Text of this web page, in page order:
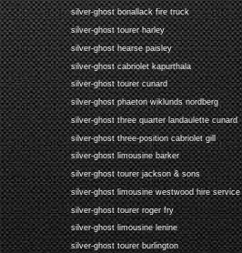
silver-ghost bonallack fire truck
silver-ghost tourer harley
silver-ghost hearse paisley
silver-ghost cabriolet kapurthala
silver-ghost tourer cunard
silver-ghost phaeton wiklunds nordberg
silver-ghost three quarter landaulette cunard
silver-ghost three-position cabriolet gill
silver-ghost limousine barker
silver-ghost tourer jackson & sons
silver-ghost limousine westwood hire service
silver-ghost tourer roger fry
silver-ghost limousine lenine
silver-ghost tourer burlington